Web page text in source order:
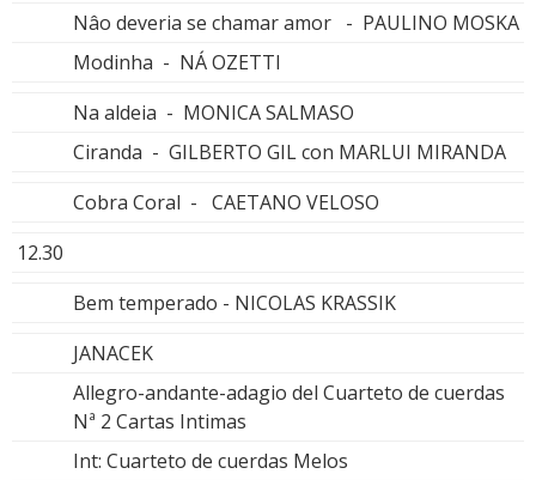
Nâo deveria se chamar amor - PAULINO MOSKA
Modinha - NÁ OZETTI
Na aldeia - MONICA SALMASO
Ciranda - GILBERTO GIL con MARLUI MIRANDA
Cobra Coral - CAETANO VELOSO
12.30
Bem temperado - NICOLAS KRASSIK
JANACEK
Allegro-andante-adagio del Cuarteto de cuerdas
Nª 2 Cartas Intimas
Int: Cuarteto de cuerdas Melos